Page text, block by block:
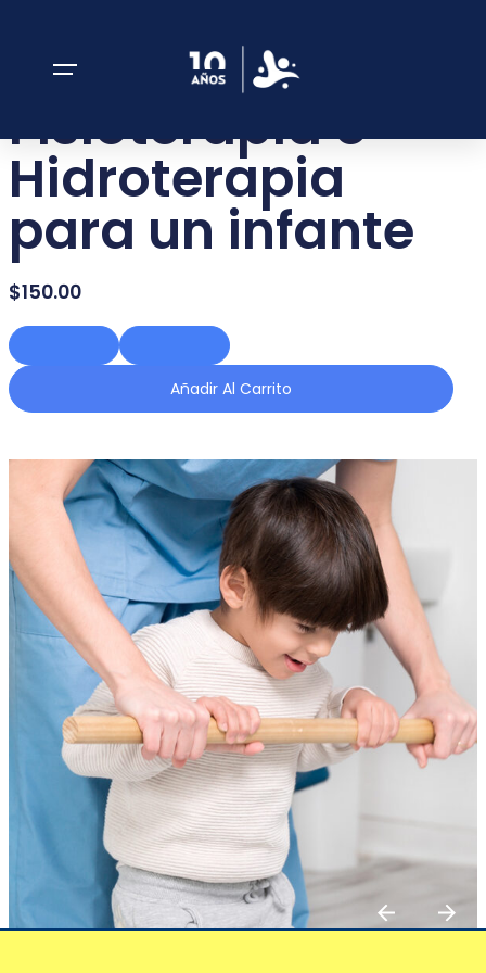
$150 una
Fisioterapia o
Hidroterapia
para un infante
$150.00
Añadir Al Carrito